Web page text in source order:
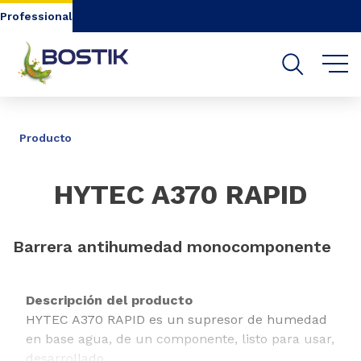
Go to content
Professional
Producto
HYTEC A370 RAPID
Barrera antihumedad monocomponente
Descripción del producto
HYTEC A370 RAPID es un supresor de humedad
en base agua, de un componente, listo para usar,